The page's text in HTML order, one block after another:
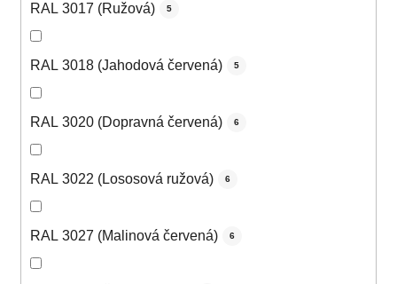
RAL 3017 (Ružová) 5
RAL 3018 (Jahodová červená) 5
RAL 3020 (Dopravná červená) 6
RAL 3022 (Lososová ružová) 6
RAL 3027 (Malinová červená) 6